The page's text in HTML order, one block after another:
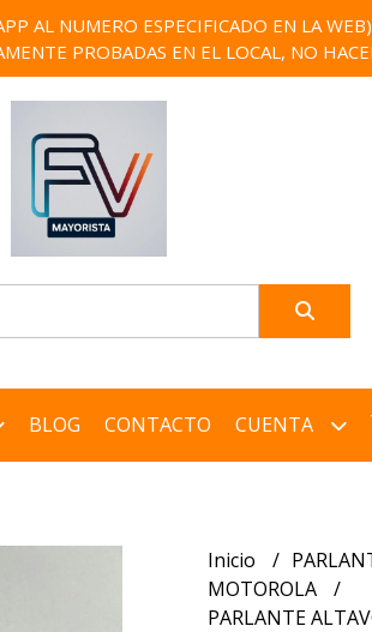
AL NUMERO ESPECIFICADO EN LA
PROBADAS EN EL LOCAL, NO
BLOG CONTACTO CUENTA
Inicio
MOTOROLA
PARLANTE